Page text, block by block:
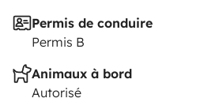
Permis de conduire
Permis B
Animaux à bord
Autorisé